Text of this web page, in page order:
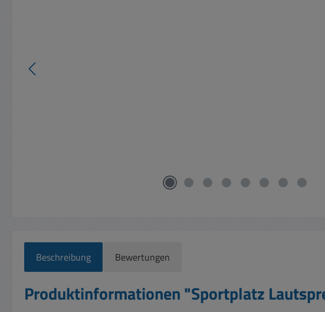
Beschreibung Bewertungen
Produktinformationen "Sportplatz